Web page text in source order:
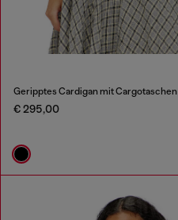
Geripptes Cardigan mit Cargotaschen
€ 295,00